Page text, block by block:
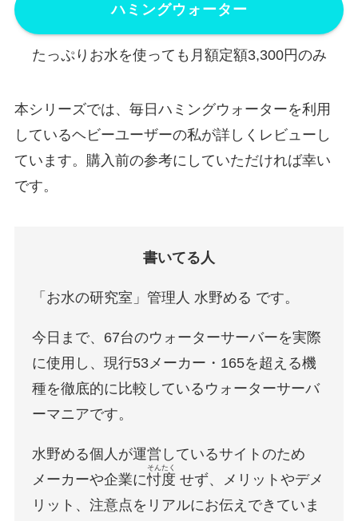
ハミングウォーター
たっぷりお水を使っても月額定額3,300円のみ
本シリーズでは、毎日ハミングウォーターを利用
しているヘビーユーザーの私が詳しくレビューし
ています。購入前の参考にしていただければ幸い
です。
書いてる人
「お水の研究室」管理人 水野める です。
今日まで、67台のウォーターサーバーを実際
に使用し、現行53メーカー・165を超える機
種を徹底的に比較しているウォーターサーバ
ーマニアです。
水野める個人が運営しているサイトのため
メーカーや企業に忖度
そんたく
せず、メリットやデメ
リット、注意点をリアルにお伝えできていま